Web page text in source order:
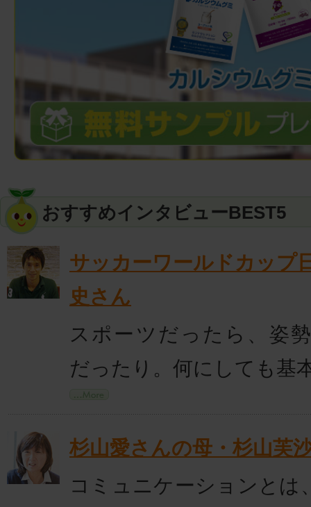
おすすめインタビューBEST5
サッカーワールドカッ
史さん
スポーツだったら、姿
だったり。何にしても基
杉山愛さんの母・杉山芙
コミュニケーションとは